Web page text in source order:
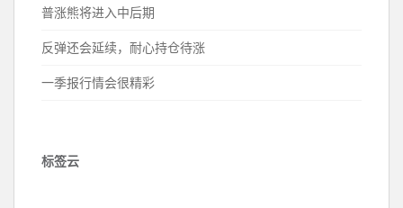
普涨熊将进入中后期
反弹还会延续，耐心持仓待涨
一季报行情会很精彩
标签云